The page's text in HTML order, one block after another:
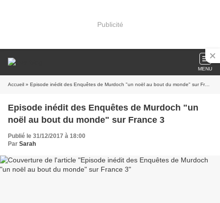
Publicité
MENU
Accueil » Episode inédit des Enquêtes de Murdoch "un noël au bout du monde" sur France 3
Episode inédit des Enquêtes de Murdoch "un
noël au bout du monde" sur France 3
Publié le 31/12/2017 à 18:00
Par Sarah